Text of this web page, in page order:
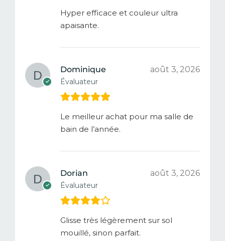
Hyper efficace et couleur ultra
apaisante.
Dominique
Évaluateur
août 3, 2026
Le meilleur achat pour ma salle de
bain de l’année.
Dorian
Évaluateur
août 3, 2026
Glisse très légèrement sur sol
mouillé, sinon parfait.